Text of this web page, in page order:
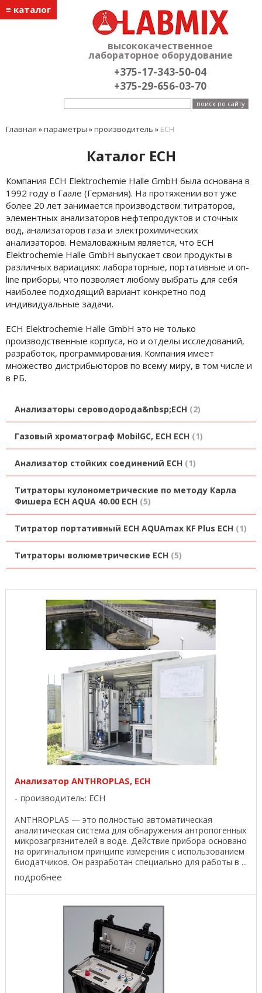
≡ каталог
высококачественное
лабораторное оборудование
+375-17-343-50-04
+375-29-656-03-70
Главная »параметры »производитель » ECH
Каталог ECH
Компания ECH Elektrochemie Halle GmbH была основана в
1992 году в Гаале (Германия). На протяжении вот уже
более 20 лет занимается производством титраторов,
элементных анализаторов нефтепродуктов и сточных
вод, анализаторов газа и электрохимических
анализаторов. Немаловажным является, что ECH
Elektrochemie Halle GmbH выпускает свои продукты в
различных вариациях: лабораторные, портативные и on-
line приборы, что позволяет любому выбрать для себя
наиболее подходящий вариант конкретно под
индивидуальные задачи.
ECH Elektrochemie Halle GmbH это не только
производственные корпуса, но и отделы исследований,
разработок, программирования. Компания имеет
множество дистрибьюторов по всему миру, в том числе и
в РБ.
Анализаторы сероводорода&nbsp;ECH 2
Газовый хроматограф MobilGC, ECH ECH 1
Анализатор стойких соединений ECH 1
Титраторы кулонометрические по методу Карла
Фишера ECH AQUA 40.00 ECH 5
Титратор портативный ECH AQUAmax KF Plus ECH 1
Титраторы волюметрические ECH 5
Анализатор ANTHROPLAS, ECH
производитель: ECH
ANTHROPLAS — это полностью автоматическая
аналитическая система для обнаружения антропогенных
микрозагрязнителей в воде. Действие прибора основано
на оригинальном принципе измерения с использованием
биодатчиков. Он разработан специально для работы в ...
подробнее